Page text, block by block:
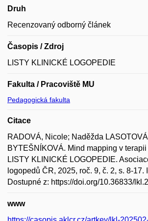
Druh
Recenzovaný odborný článek
Časopis / Zdroj
LISTY KLINICKÉ LOGOPEDIE
Fakulta / Pracoviště MU
Pedagogická fakulta
Citace
RADOVÁ, Nicole; Naděžda
BYTEŠNÍKOVÁ. Mind mapping v
LISTY KLINICKÉ LOGOPEDIE.
logopedů ČR, 2025, roč. 9, č. 2, s. 8-17.
Dostupné z: https://doi.org/10.36833/
www